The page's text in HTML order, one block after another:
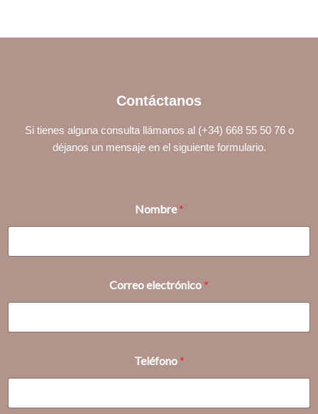
Contáctanos
Si tienes alguna consulta llámanos al (+34) 668 55 50 76 o
déjanos un mensaje en el siguiente formulario.
Nombre*
o
r
e
n
a
Correo electrónico *
Teléfono *